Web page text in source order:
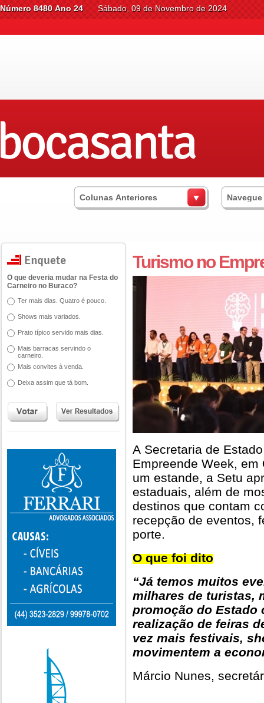
Número 8480 Ano 24 Sábado, 09 de Novembro de 2024
Colunas Anteriores
O que deveria mudar na Festa do
Carneiro no Buraco?
Ter mais dias. Quatro é pouco.
Shows mais variados.
Prato típico servido mais dias.
Mais barracas servindo o
carneiro.
Mais convites à venda.
Deixa assim que tá bom.
Turismo no
A Secretaria de
Empreende Week, em
um estande, a Setu
estaduais, além de
destinos que contam
recepção de eventos,
porte.
O que foi dito
“Já temos muitos
milhares de turistas,
promoção do Estado
realização de feiras
vez mais festivais,
movimentem a
Márcio Nunes,